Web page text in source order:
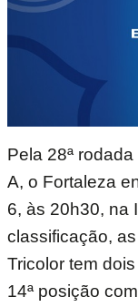
Pela 28ª
A, o Fortaleza
6, às 20h30, na
classificação,
Tricolor tem
14ª posição